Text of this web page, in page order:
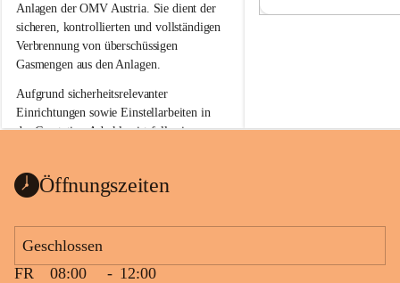
Anlagen der OMV Austria. Sie dient der
sicheren, kontrollierten und vollständigen
Verbrennung von überschüssigen
Gasmengen aus den Anlagen.
Aufgrund sicherheitsrelevanter
Einrichtungen sowie Einstellarbeiten in
der Gasstation Aderklaa ist fallweise
kommenden Tagen und Wochen wird
sein.
Die OMV Austria ist bemüht, für die
Bevölkerung ungewohnte, jedoch
Öffnungszeiten
Geschlossen
FR
08:00 - 12:00